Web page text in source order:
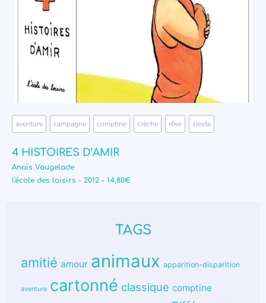
aventure campagne comptine crèche rêve sieste
4 HISTOIRES D’AMIR
Anaïs Vaugelade
l'école des loisirs - 2012 - 14,80€
TAGS
amitié amour animaux apparition-disparition
aventure cartonné classique comptine